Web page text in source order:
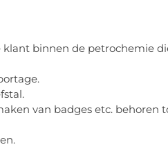
binnen de petrochemie
van badges etc. behoren